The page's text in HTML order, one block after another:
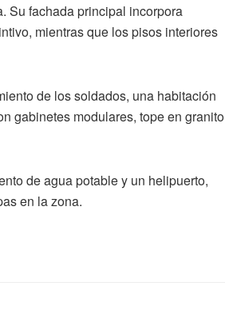
Su fachada principal incorpora
mientras que los pisos interiores
de los soldados, una habitación
gabinetes modulares, tope en granito
de agua potable y un helipuerto,
en la zona.